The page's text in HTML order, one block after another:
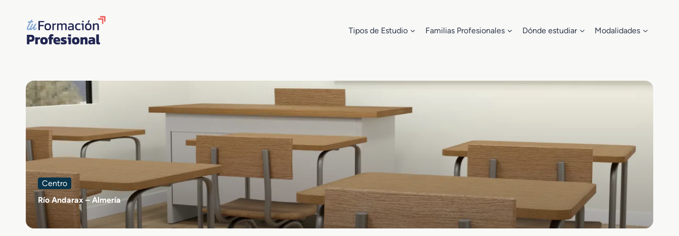
contenido
Tipos de Estudio Familias Profesionales Dónde estudiar Modalidades
Centro
Río Andarax – Almería